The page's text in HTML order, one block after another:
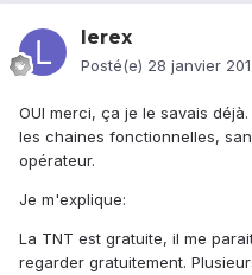
lerex
Posté(e) 28 janvier
OUI merci, ça je le savais
les chaines fonctionnelles,
opérateur.
Je m'explique:
La TNT est gratuite, il me
regarder gratuitement.